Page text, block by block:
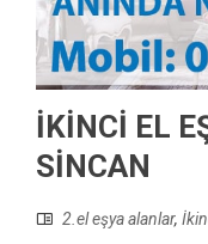
İKİNCİ EL
SİNCAN
2.el eşya alanlar,